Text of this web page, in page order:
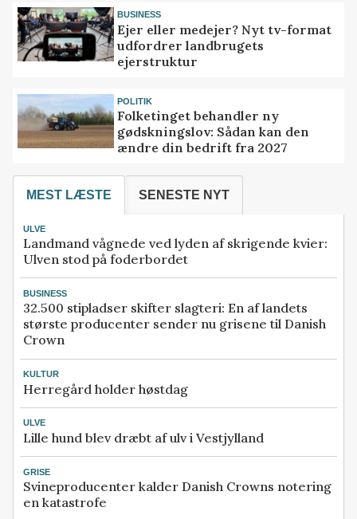
BUSINESS
Ejer eller medejer? Nyt tv-format
udfordrer landbrugets
ejerstruktur
POLITIK
Folketinget behandler ny
gødskningslov: Sådan kan den
ændre din bedrift fra 2027
MEST LÆSTE SENESTE NYT
ULVE
Landmand vågnede ved lyden af skrigende kvier:
Ulven stod på foderbordet
BUSINESS
32.500 stipladser skifter slagteri: En af landets
største producenter sender nu grisene til Danish
Crown
KULTUR
Herregård holder høstdag
ULVE
Lille hund blev dræbt af ulv i Vestjylland
GRISE
Svineproducenter kalder Danish Crowns notering
en katastrofe